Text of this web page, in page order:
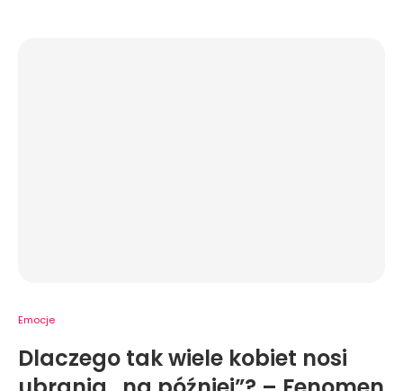
Emocje
Dlaczego tak wiele kobiet nosi